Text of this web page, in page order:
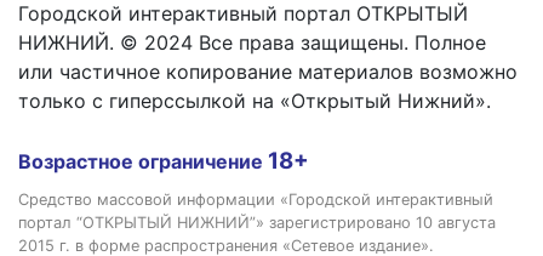
Городской интерактивный портал ОТКРЫТЫЙ
НИЖНИЙ. © 2024 Все права защищены. Полное
или частичное копирование материалов возможно
только с гиперссылкой на «Открытый Нижний».
Возрастное ограничение 18+
Средство массовой информации «Городской интерактивный
портал “ОТКРЫТЫЙ НИЖНИЙ”» зарегистрировано 10 августа
2015 г. в форме распространения «Сетевое издание».